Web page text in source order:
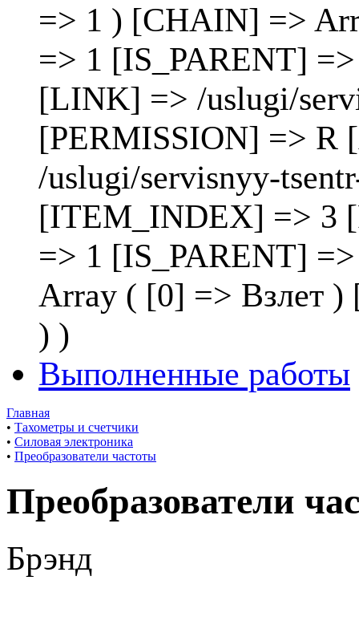
=> 1 ) [CHAIN] =>
=> 1 [IS_PARENT]
[LINK] => /uslugi/
[PERMISSION] =>
/uslugi/servisnyy-
[ITEM_INDEX] => 3
=> 1 [IS_PARENT]
Array ( [0] => Взлет
) )
Выполненные работы
Главная
• Тахометры и счетчики
• Силовая электроника
• Преобразователи частоты
Преобразователи
Брэнд